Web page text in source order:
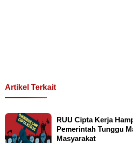
Artikel Terkait
RUU Cipta Kerja
Pemerintah Tunggu
Masyarakat